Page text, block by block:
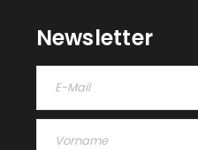
Newsletter